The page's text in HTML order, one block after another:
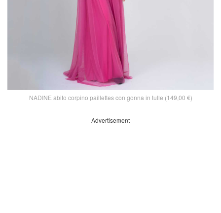
NADINE abito corpino paillettes con gonna in tulle (149,00 €)
Advertisement